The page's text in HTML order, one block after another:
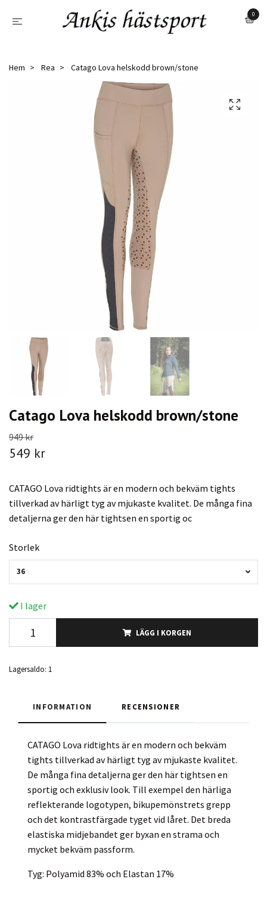
0
Hem Rea Catago Lova helskodd brown/stone
Catago Lova helskodd brown/stone
949 kr
549 kr
CATAGO Lova ridtights är en modern och bekväm tights
tillverkad av härligt tyg av mjukaste kvalitet. De många fina
detaljerna ger den här tightsen en sportig oc
Storlek
36
I lager
LÄGG I KORGEN
Lagersaldo: 1
INFORMATION RECENSIONER
CATAGO Lova ridtights är en modern och bekväm
tights tillverkad av härligt tyg av mjukaste kvalitet.
De många fina detaljerna ger den här tightsen en
sportig och exklusiv look. Till exempel den härliga
reflekterande logotypen, bikupemönstrets grepp
och det kontrastfärgade tyget vid låret. Det breda
elastiska midjebandet ger byxan en strama och
mycket bekväm passform.
Tyg: Polyamid 83% och Elastan 17%